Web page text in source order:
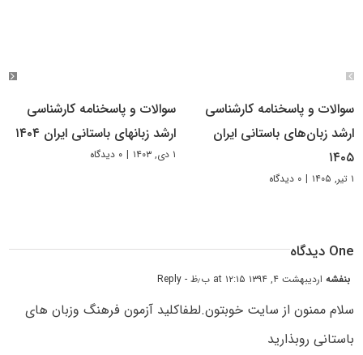
سوالات و پاسخنامه کارشناسی
ارشد زبان‌های باستانی ایران
۱۴۰۵
۱ تیر, ۱۴۰۵ | ۰ دیدگاه
سوالات و پاسخنامه کارشناسی
ارشد زبانهای باستانی ایران ۱۴۰۴
۱ دی, ۱۴۰۳ | ۰ دیدگاه
One دیدگاه
بنفشهاردیبهشت ۴, ۱۳۹۴ at ۱۲:۱۵ ب٫ظ - Reply
سلام ممنون از سایت خوبتون.لطفاکلید آزمون فرهنگ وزبان های
باستانی روبذارید